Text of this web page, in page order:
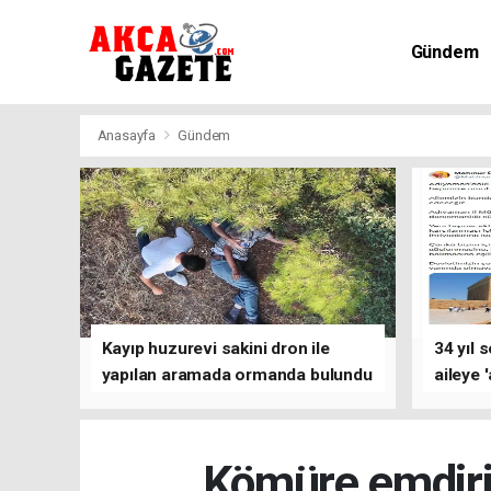
Gündem
Anasayfa Gündem
Kayıp huzurevi sakini dron ile
yapılan aramada ormanda bulundu
34 yıl
aileye